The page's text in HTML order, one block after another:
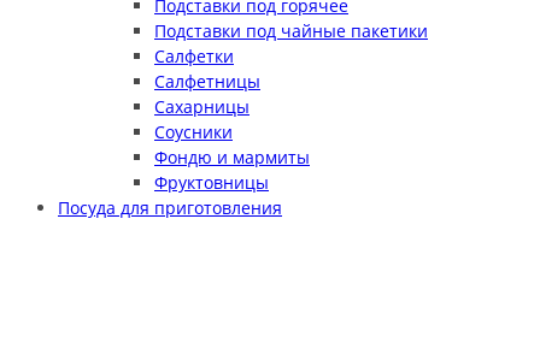
Подставки под горячее
Подставки под чайные пакетики
Салфетки
Салфетницы
Сахарницы
Соусники
Фондю и мармиты
Фруктовницы
Посуда для приготовления